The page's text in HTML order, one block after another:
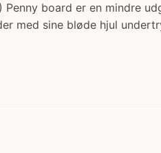
board er en mindre
med sine bløde hjul